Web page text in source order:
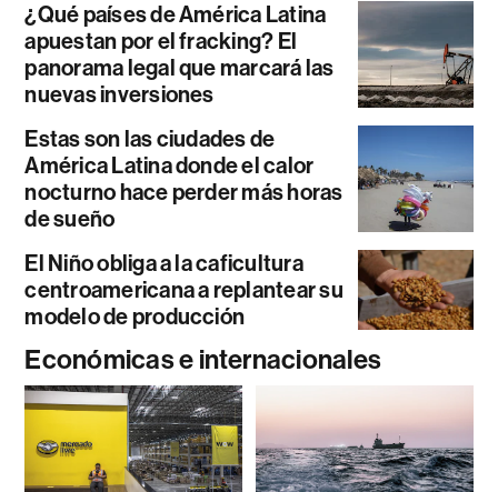
¿Qué países de América Latina
apuestan por el fracking? El
panorama legal que marcará las
nuevas inversiones
Estas son las ciudades de
América Latina donde el calor
nocturno hace perder más horas
de sueño
El Niño obliga a la caficultura
centroamericana a replantear su
modelo de producción
Económicas e internacionales